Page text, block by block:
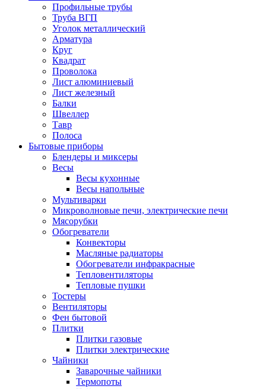
Профильные трубы
Труба ВГП
Уголок металлический
Арматура
Круг
Квадрат
Проволока
Лист алюминиевый
Лист железный
Балки
Швеллер
Тавр
Полоса
Бытовые приборы
Блендеры и миксеры
Весы
Весы кухонные
Весы напольные
Мультиварки
Микроволновые печи, электрические печи
Мясорубки
Обогреватели
Конвекторы
Масляные радиаторы
Обогреватели инфракрасные
Тепловентиляторы
Тепловые пушки
Тостеры
Вентиляторы
Фен бытовой
Плитки
Плитки газовые
Плитки электрические
Чайники
Заварочные чайники
Термопоты